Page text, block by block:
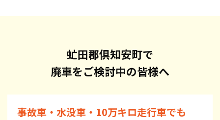
虻田郡倶知安町で
廃車をご検討中の皆様へ
事故車・水没車・10万キロ走行車でも